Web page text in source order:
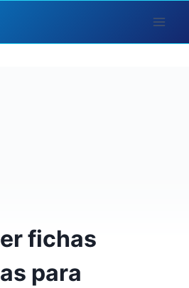
fichas
para